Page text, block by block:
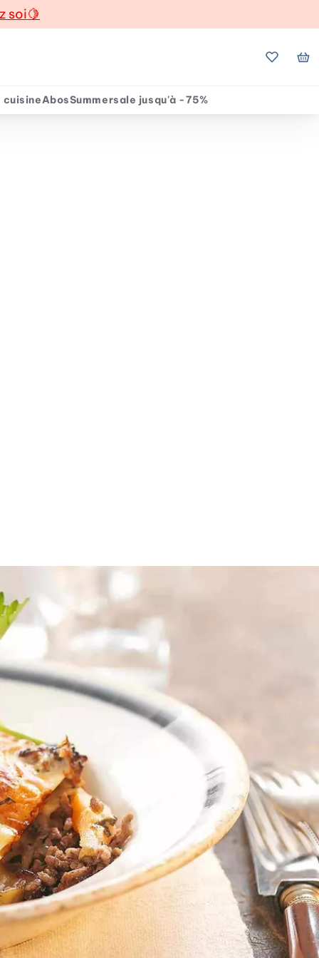
soi🍋
Mes
cuisineAbosSummersale jusqu'à -75%